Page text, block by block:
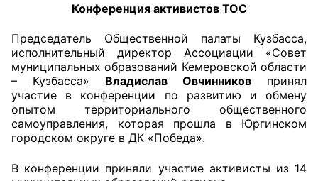
OPKO42@BK.RU
ОБРАТНАЯ СВЯЗЬ
Конференция активистов ТОС
Председатель Общественной палаты Кузбасса,
исполнительный директор Ассоциации «Совет
муниципальных образований Кемеровской области
– Кузбасса» Владислав Овчинников принял
участие в конференции по развитию и обмену
опытом территориального общественного
самоуправления, которая прошла в Юргинском
городском округе в ДК «Победа».
В конференции приняли участие активисты из 14